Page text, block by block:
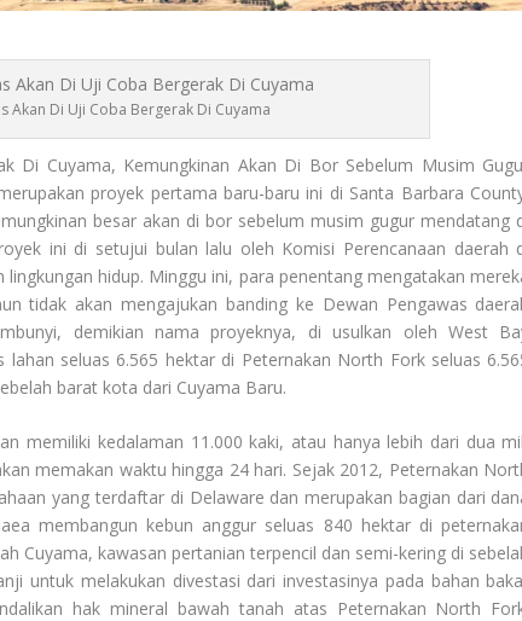
Akan Di Uji Coba Bergerak Di Cuyama
Di Cuyama, Kemungkinan Akan Di Bor Sebelum Musim
proyek pertama baru-baru ini di Santa Barbara
besar akan di bor sebelum musim gugur mendatang
ini di setujui bulan lalu oleh Komisi Perencanaan daerah
hidup. Minggu ini, para penentang mengatakan
tidak akan mengajukan banding ke Dewan Pengawas
demikian nama proyeknya, di usulkan oleh West
lahan seluas 6.565 hektar di Peternakan North Fork seluas
barat kota dari Cuyama Baru.
memiliki kedalaman 11.000 kaki, atau hanya lebih dari dua
memakan waktu hingga 24 hari. Sejak 2012, Peternakan
yang terdaftar di Delaware dan merupakan bagian dari
membangun kebun anggur seluas 840 hektar di
Cuyama, kawasan pertanian terpencil dan semi-kering di
untuk melakukan divestasi dari investasinya pada bahan
hak mineral bawah tanah atas Peternakan North